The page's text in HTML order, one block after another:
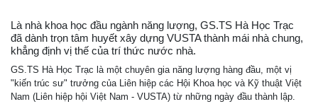
Là nhà khoa học đầu ngành năng lượng, GS.TS Hà Học Trạc
đã dành trọn tâm huyết xây dựng VUSTA thành mái nhà chung,
khẳng định vị thế của trí thức nước nhà.
GS.TS Hà Học Trạc là một chuyên gia năng lượng hàng đầu, một vị
"kiến trúc sư" trưởng của Liên hiệp các Hội Khoa học và Kỹ thuật Việt
Nam (Liên hiệp hội Việt Nam - VUSTA) từ những ngày đầu thành lập.